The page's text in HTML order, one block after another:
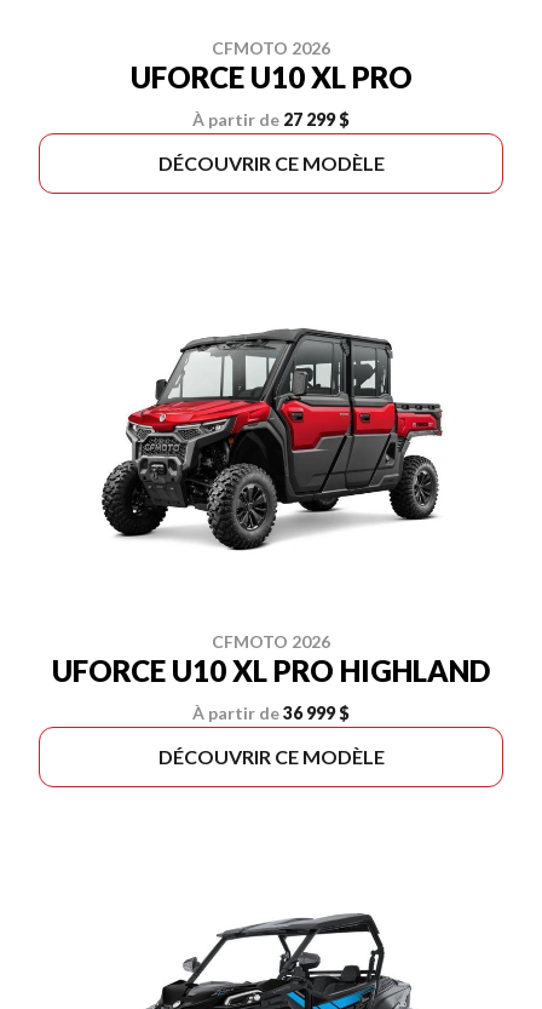
CFMOTO 2026
UFORCE U10 XL PRO
À partir de 27 299 $
DÉCOUVRIR CE MODÈLE
CFMOTO 2026
UFORCE U10 XL PRO HIGHLAND
À partir de36 999 $
DÉCOUVRIR CE MODÈLE